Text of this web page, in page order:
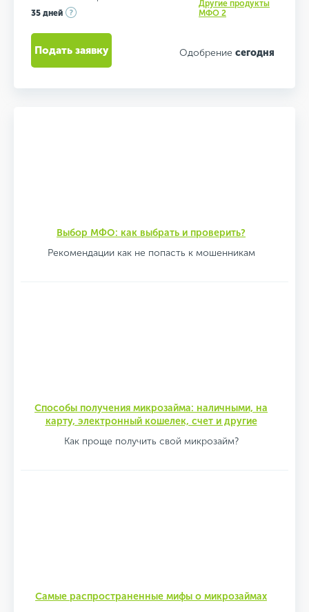
35 дней
Другие продукты
МФО 2
Одобрение сегодня
Подать заявку
Выбор МФО: как выбрать и проверить?
Рекомендации как не попасть к мошенникам
Способы получения микрозайма: наличными, на
карту, электронный кошелек, счет и другие
Как проще получить свой микрозайм?
Самые распространенные мифы о микрозаймах